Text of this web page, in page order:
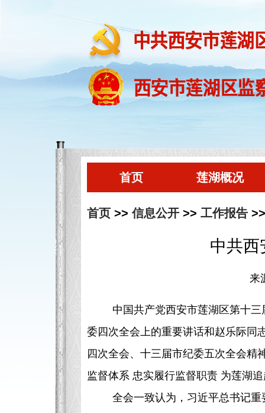
首页 莲湖概况
首页>>信息公开>> 工作报告
中共西
来
中国共产党西安市莲湖区第十
委四次全会上的重要讲话和赵乐际同
四次全会、十三届市纪委五次全会精
监督体系 忠实履行监督职责 为莲湖
全会一致认为，习近平总书记